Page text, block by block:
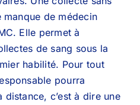
de médecin
Elle permet à
de sang sous la
habilité. Pour tout
pourra
distance, c’est à dire une